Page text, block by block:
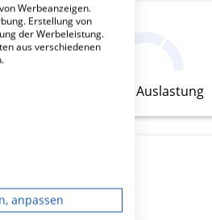
geringe Auslastung
Werbeanzeigen.
Erstellung von
der Werbeleistung.
aus verschiedenen
anpassen